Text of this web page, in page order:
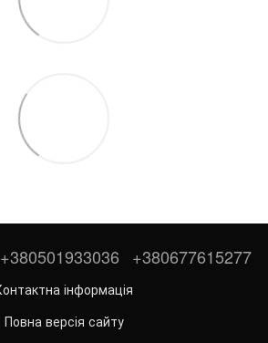
+380501933036 +380677615277
інформація
Повна версія сайту